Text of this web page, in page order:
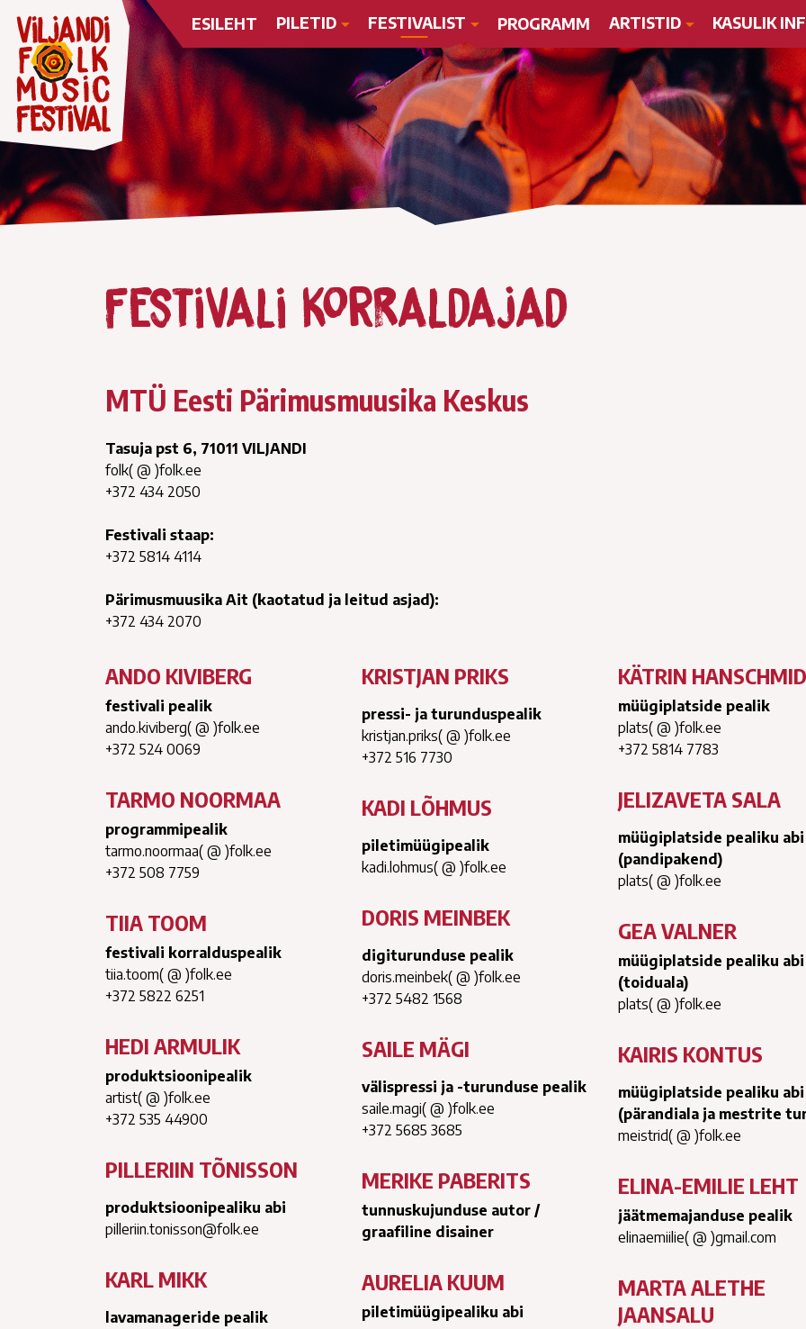
ESILEHT PILETID FESTIVALIST PROGRAMM ARTISTID KASULIK
Festivali korraldajad
MTÜ Eesti Pärimusmuusika Keskus
Tasuja pst 6, 71011 VILJANDI
folk( @ )folk.ee
+372 434 2050
Festivali staap:
+372 5814 4114
Pärimusmuusika Ait (kaotatud ja leitud asjad):
+372 434 2070
ANDO KIVIBERG
festivali pealik
ando.kiviberg( @ )folk.ee
+372 524 0069
TARMO NOORMAA
programmipealik
tarmo.noormaa( @ )folk.ee
+372 508 7759
TIIA TOOM
festivali korralduspealik
tiia.toom( @ )folk.ee
+372 5822 6251
HEDI ARMULIK
produktsioonipealik
artist( @ )folk.ee
+372 535 44900
PILLERIIN TÕNISSON
produktsioonipealiku abi
pilleriin.tonisson@folk.ee
KARL MIKK
lavamanageride pealik
KRISTJAN PRIKS
pressi- ja turunduspealik
kristjan.priks( @ )folk.ee
‭+372 516 7730
KADI LÕHMUS
piletimüügipealik
kadi.lohmus( @ )folk.ee
DORIS MEINBEK
digiturunduse pealik
doris.meinbek( @ )folk.ee
+372 5482 1568
SAILE MÄGI
välispressi ja -turunduse pealik
saile.magi( @ )folk.ee
+372 5685 3685
MERIKE PABERITS
tunnuskujunduse autor /
graafiline disainer
AURELIA KUUM
piletimüügipealiku abi
KÄTRIN
müügiplatside pealik
plats( @ )folk.ee
+372 5814 7783
JELIZAVETA SALA
müügiplatside pealiku abi
(pandipakend)
plats( @ )folk.ee
GEA VALNER
müügiplatside pealiku abi
(toiduala)
plats( @ )folk.ee
KAIRIS KONTUS
müügiplatside pealiku abi
(pärandiala ja mestrite
meistrid( @ )folk.ee
ELINA-EMILIE LEHT
jäätmemajanduse pealik
elinaemiilie( @ )gmail.com
MARTA ALETHE
JAANSALU